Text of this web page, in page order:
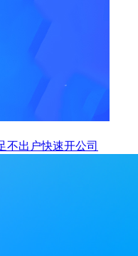
不出户快速开公司